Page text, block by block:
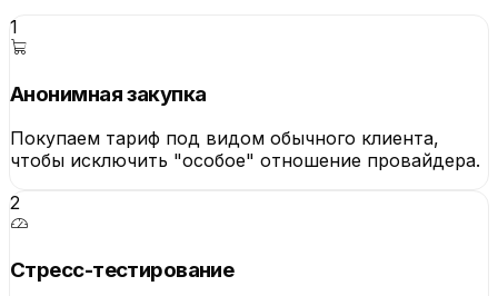
1
Анонимная закупка
Покупаем тариф под видом обычного клиента,
чтобы исключить "особое" отношение провайдера.
2
Стресс-тестирование